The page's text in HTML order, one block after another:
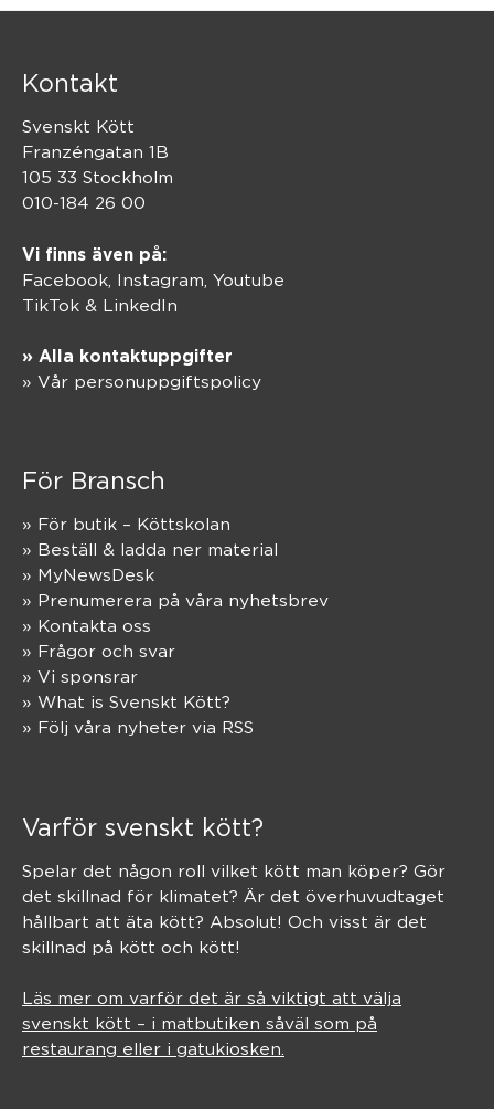
Kontakt
Svenskt Kött
Franzéngatan 1B
105 33 Stockholm
010-184 26 00
Vi finns även på:
Facebook, Instagram Youtube
TikTok & LinkedIn
» Alla kontaktuppgifter
» Vår personuppgiftspolicy
För Bransch
» För butik – Köttskolan
» Beställ & ladda ner material
» MyNewsDesk
» Prenumerera på våra nyhetsbrev
» Kontakta oss
» Frågor och svar
» Vi sponsrar
» What is Svenskt Kött?
» Följ våra nyheter via RSS
Varför svenskt kött?
Spelar det någon roll vilket kött man köper? Gör
det skillnad för klimatet? Är det överhuvudtaget
hållbart att äta kött? Absolut! Och visst är det
skillnad på kött och kött!
Läs mer om varför det är så viktigt att välja
svenskt kött – i matbutiken såväl som på
restaurang eller i gatukiosken.